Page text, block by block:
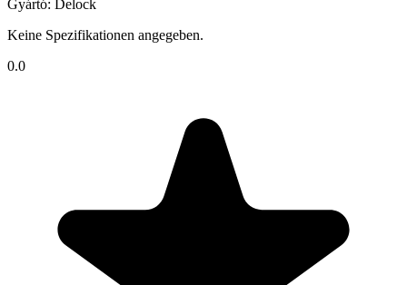
Gyártó: Delock
Keine Spezifikationen angegeben.
0.0